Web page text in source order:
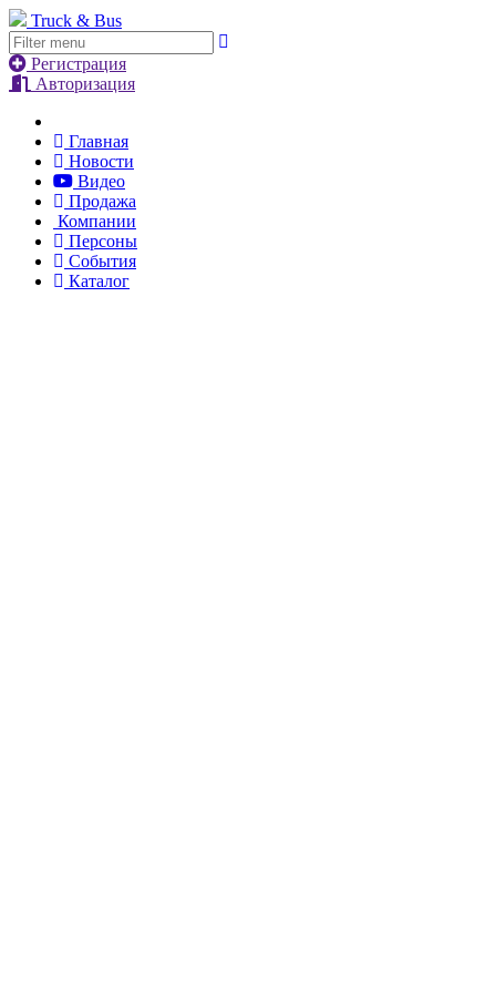
Truck & Bus
Регистрация
Авторизация
Главная
Новости
Видео
Продажа
Компании
Персоны
События
Каталог